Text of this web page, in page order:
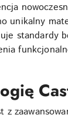
unikalny
standardy